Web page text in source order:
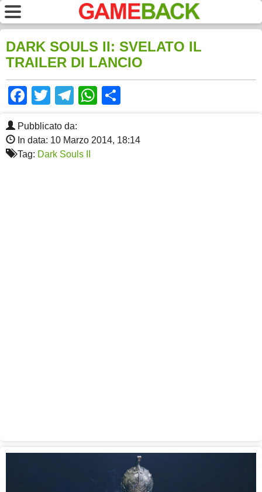
DARK SOULS II: SVELATO IL
TRAILER DI LANCIO
Facebook
TwitterTelegram
WhatsApp
Pubblicato da:
In data: 10 Marzo 2014, 18:14
Tag: Dark Souls II